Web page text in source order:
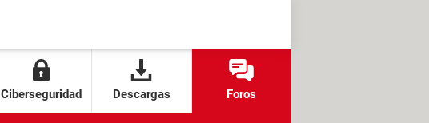
Ciberseguridad Descargas Foros